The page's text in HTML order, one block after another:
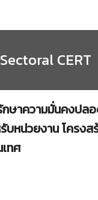
Sectoral CERT
กษาความมั่นคงปล
บหน่วยงาน โครง
ทศ